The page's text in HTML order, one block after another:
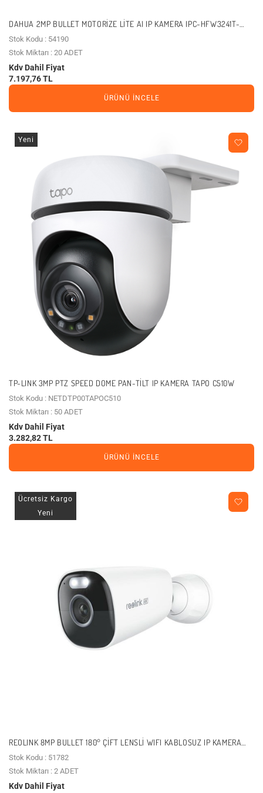
DAHUA 2MP BULLET MOTORIZE LITE AI IP KAMERA IPC-HFW3241T-
ZAS-27135
Stok Kodu : 54190
Stok Miktarı : 20 ADET
Kdv Dahil Fiyat
7.197,76 TL
ÜRÜNÜ İNCELE
Yeni
TP-LINK 3MP PTZ SPEED DOME PAN-TILT IP KAMERA TAPO C510W
Stok Kodu : NETDTP00TAPOC510
Stok Miktarı : 50 ADET
Kdv Dahil Fiyat
3.282,82 TL
ÜRÜNÜ İNCELE
Ücretsiz Kargo
Yeni
REOLINK 8MP BULLET 180° ÇIFT LENSLI WIFI KABLOSUZ IP KAMERA
ARGUS ECO ULTRA 4 PRO
Stok Kodu : 51782
Stok Miktarı : 2 ADET
Kdv Dahil Fiyat